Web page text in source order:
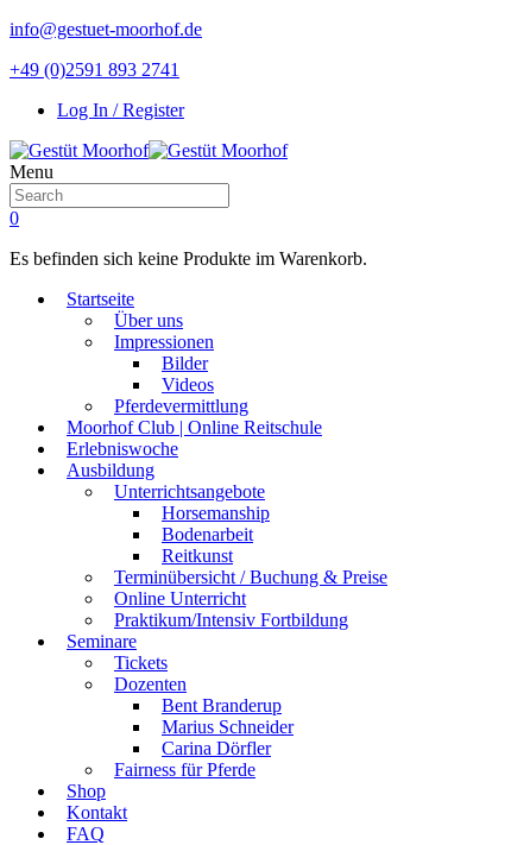
info@gestuet-moorhof.de
+49 (0)2591 893 2741
Log In / Register
Menu
0
Es befinden sich keine Produkte im Warenkorb.
Startseite
Über uns
Impressionen
Bilder
Videos
Pferdevermittlung
Moorhof Club | Online Reitschule
Erlebniswoche
Ausbildung
Unterrichtsangebote
Horsemanship
Bodenarbeit
Reitkunst
Terminübersicht / Buchung & Preise
Online Unterricht
Praktikum/Intensiv Fortbildung
Seminare
Tickets
Dozenten
Bent Branderup
Marius Schneider
Carina Dörfler
Fairness für Pferde
Shop
Kontakt
FAQ